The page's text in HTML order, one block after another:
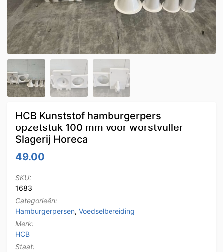
HCB Kunststof hamburgerpers
opzetstuk 100 mm voor worstvuller
Slagerij Horeca
49.00
SKU:
1683
Categorieën:
Hamburgerpersen, Voedselbereiding
Merk:
HCB
Staat: